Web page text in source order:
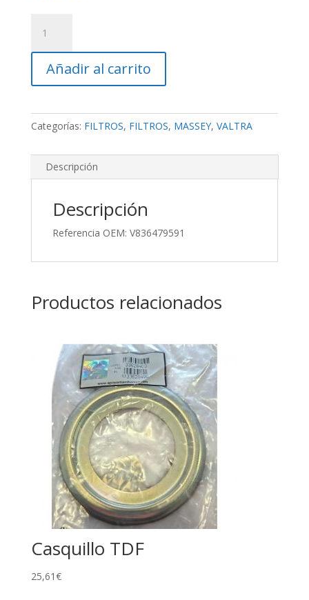
AGCO
cantidad
Añadir al carrito
Categorías: FILTROS, FILTROS, MASSEY, VALTRA
Descripción
Descripción
Referencia OEM: V836479591
Productos relacionados
Casquillo TDF
25,61€